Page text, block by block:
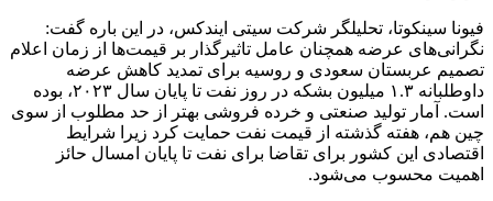
فیونا سینکوتا، تحلیلگر شرکت سیتی ایندکس، در این باره گفت:
نگرانی‌های عرضه همچنان عامل تاثیرگذار بر قیمت‌ها از زمان اعلام
تصمیم عربستان سعودی و روسیه برای تمدید کاهش عرضه
داوطلبانه ۱.۳ میلیون بشکه در روز نفت تا پایان سال ۲۰۲۳، بوده
است. آمار تولید صنعتی و خرده فروشی بهتر از حد مطلوب از سوی
چین هم، هفته گذشته از قیمت نفت حمایت کرد زیرا شرایط
اقتصادی این کشور برای تقاضا برای نفت تا پایان امسال حائز
اهمیت محسوب می‌شود.